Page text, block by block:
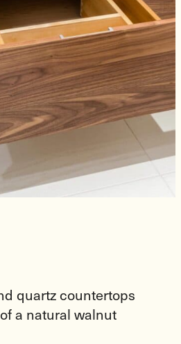
quartz countertops
a natural walnut